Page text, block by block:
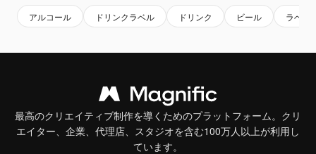
アルコール ドリンクラベル ドリンク ビール ラベル
最高のクリエイティブ制作を導くためのプラットフォーム。クリ
エイター、企業、代理店、スタジオを含む100万人以上が利用し
ています。